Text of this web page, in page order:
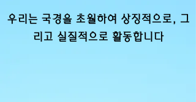
우리는 국경을 초월하여 상징적으로, 그
리고 실질적으로 활동합니다